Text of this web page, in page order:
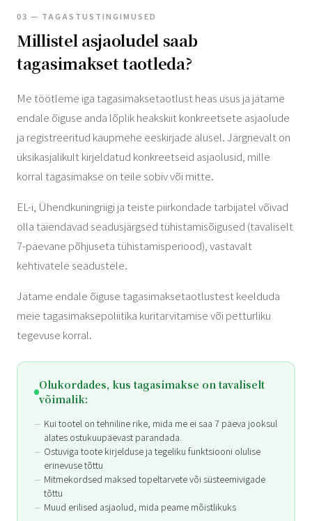
03 — TAGASTUSTINGIMUSED
Millistel asjaoludel saab
tagasimakset taotleda?
Me töötleme iga tagasimaksetaotlust heas usus ja jätame
endale õiguse anda lõplik heakskiit konkreetsete asjaolude
ja registreeritud kaupmehe eeskirjade alusel. Järgnevalt on
üksikasjalikult kirjeldatud konkreetseid asjaolusid, mille
korral tagasimakse on teile sobiv või mitte.
EL-i, Ühendkuningriigi ja teiste piirkondade tarbijatel võivad
olla täiendavad seadusjärgsed tühistamisõigused (tavaliselt
7-päevane põhjuseta tühistamisperiood), vastavalt
kehtivatele seadustele.
Jätame endale õiguse tagasimaksetaotlustest keelduda
meie tagasimaksepoliitika kuritarvitamise või petturliku
tegevuse korral.
Olukordades, kus tagasimakse on tavaliselt
võimalik:
Kui tootel on tehniline rike, mida me ei saa 7 päeva jooksul
alates ostukuupäevast parandada.
Ostuviga toote kirjelduse ja tegeliku funktsiooni olulise
erinevuse tõttu
Mitmekordsed maksed topeltarvete või süsteemivigade
tõttu
Muud erilised asjaolud, mida peame mõistlikuks